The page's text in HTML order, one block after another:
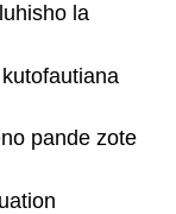
la
pande zote